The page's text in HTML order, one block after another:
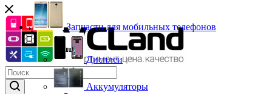
Запчасти для мобильных телефонов
Дисплеи
Аккумуляторы